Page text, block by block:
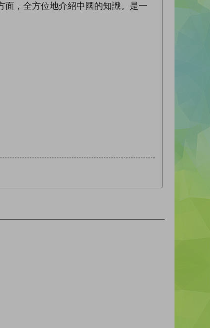
，全方位地介紹中國的知識。是一